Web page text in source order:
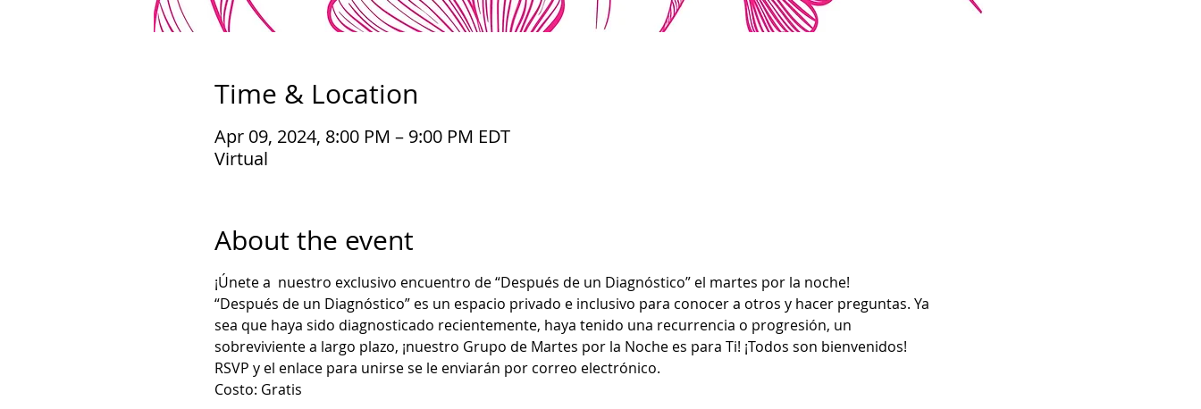
Time & Location
Apr 09, 2024, 8:00 PM – 9:00 PM EDT
Virtual
About the event
¡Únete a  nuestro exclusivo encuentro de “Después de un Diagnóstico” el martes por la noche!
“Después de un Diagnóstico” es un espacio privado e inclusivo para conocer a otros y hacer preguntas. Ya
sea que haya sido diagnosticado recientemente, haya tenido una recurrencia o progresión, un
sobreviviente a largo plazo, ¡nuestro Grupo de Martes por la Noche es para Ti! ¡Todos son bienvenidos!
RSVP y el enlace para unirse se le enviarán por correo electrónico.
Costo: Gratis